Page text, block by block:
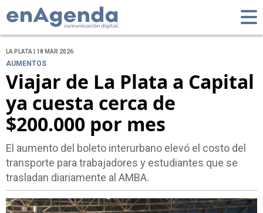
LA PLATA | 18 MAR 2026
AUMENTOS
Viajar de La Plata a Capital
ya cuesta cerca de
$200.000 por mes
El aumento del boleto interurbano elevó el costo del
transporte para trabajadores y estudiantes que se
trasladan diariamente al AMBA.